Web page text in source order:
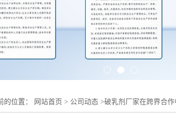
的位置： 网站首页 > 公司动态 >破乳剂厂家在跨界合